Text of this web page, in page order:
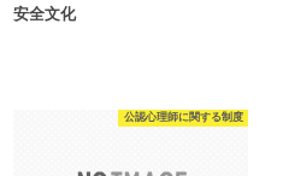
安全文化
公認心理師に関する制度